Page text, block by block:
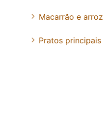
Macarrão e arroz
Pratos principais